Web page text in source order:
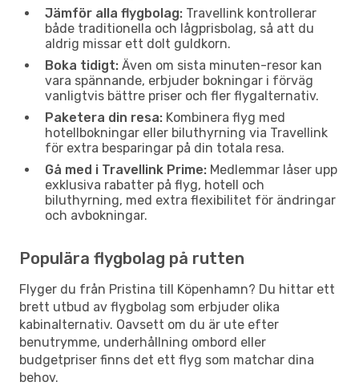
Jämför alla flygbolag: Travellink kontrollerar
både traditionella och lågprisbolag, så att du
aldrig missar ett dolt guldkorn.
Boka tidigt: Även om sista minuten-resor kan
vara spännande, erbjuder bokningar i förväg
vanligtvis bättre priser och fler flygalternativ.
Paketera din resa: Kombinera flyg med
hotellbokningar eller biluthyrning via Travellink
för extra besparingar på din totala resa.
Gå med i Travellink Prime: Medlemmar låser upp
exklusiva rabatter på flyg, hotell och
biluthyrning, med extra flexibilitet för ändringar
och avbokningar.
Populära flygbolag på rutten
Flyger du från Pristina till Köpenhamn? Du hittar ett
brett utbud av flygbolag som erbjuder olika
kabinalternativ. Oavsett om du är ute efter
benutrymme, underhållning ombord eller
budgetpriser finns det ett flyg som matchar dina
behov.